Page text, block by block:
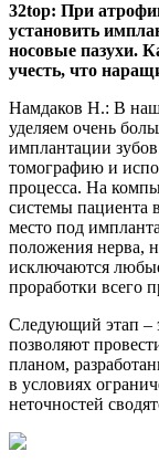
32top: При
установить
носовые пазухи.
учесть, что
Намдаков Н.: В
уделяем очень
имплантации
томографию и
процесса. На
системы пациента
место под
положения нерва,
исключаются
проработки всего
Следующий этап –
позволяют
планом,
в условиях
неточностей